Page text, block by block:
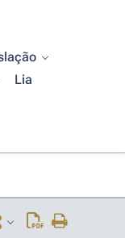
Lia